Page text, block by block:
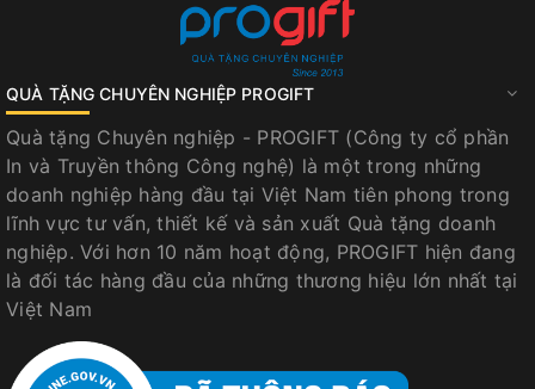
QUÀ TẶNG CHUYÊN NGHIỆP PROGIFT
Quà tặng Chuyên nghiệp - PROGIFT (Công ty cổ phần
In và Truyền thông Công nghệ) là một trong những
doanh nghiệp hàng đầu tại Việt Nam tiên phong trong
lĩnh vực tư vấn, thiết kế và sản xuất Quà tặng doanh
nghiệp. Với hơn 10 năm hoạt động, PROGIFT hiện đang
là đối tác hàng đầu của những thương hiệu lớn nhất tại
Việt Nam